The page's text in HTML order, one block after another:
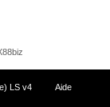
LS v4 Aide